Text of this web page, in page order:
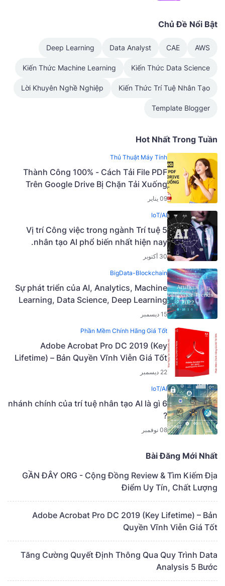
Chủ Đề Nổi Bật
AWS
CAE
Data Analyst
Deep Learning
Kiến Thức Data Science
Kiến Thức Machine Learning
Kiến Thức Trí Tuệ Nhân Tạo
Lời Khuyên Nghề Nghiệp
Template Blogger
Hot Nhất Trong Tuần
Thủ Thuật Máy Tính
Thành Công 100% - Cách Tải File PDF
Trên Google Drive Bị Chặn Tải Xuống
09 يناير
IoT/AI
5 Vị trí Công việc trong ngành Trí tuệ
nhân tạo AI phổ biến nhất hiện nay.
30 أكتوبر
BigData-Blockchain
Sự phát triển của AI, Analytics, Machine
Learning, Data Science, Deep Learning
năm 2021 và các xu hướng chính năm
15 ديسمبر
Phần Mềm Chính Hãng Giá Tốt
Adobe Acrobat Pro DC 2019 (Key
Lifetime) – Bản Quyền Vĩnh Viễn Giá Tốt
22 ديسمبر
IoT/AI
6 nhánh chính của trí tuệ nhân tạo AI là gì
?
08 نوفمبر
Bài Đăng Mới Nhất
GẦN ĐÂY ORG - Cộng Đồng Review & Tìm Kiếm Địa
Điểm Uy Tín, Chất Lượng
Adobe Acrobat Pro DC 2019 (Key Lifetime) – Bản
Quyền Vĩnh Viễn Giá Tốt
Tăng Cường Quyết Định Thông Qua Quy Trình Data
Analysis 5 Bước